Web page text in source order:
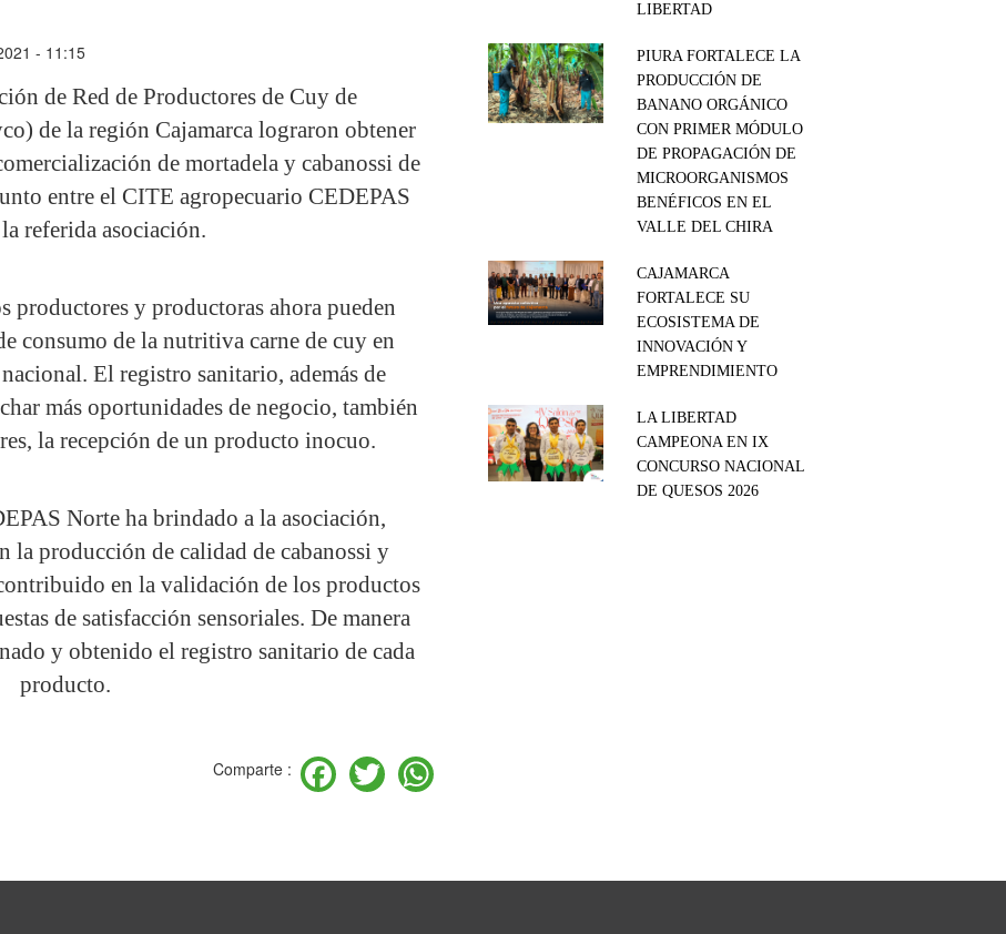
- 11:15
de Red de Productores de Cuy de
de la región Cajamarca lograron obtener
de mortadela y cabanossi de
entre el CITE agropecuario CEDEPAS
referida asociación.
productores y productoras ahora pueden
consumo de la nutritiva carne de cuy en
El registro sanitario, además de
más oportunidades de negocio, también
la recepción de un producto inocuo.
Norte ha brindado a la asociación,
la producción de calidad de cabanossi y
en la validación de los productos
de satisfacción sensoriales. De manera
y obtenido el registro sanitario de cada
producto.
Comparte :
Facebook
Twitter
LIBERTAD
PIURA FORTALECE LA
PRODUCCIÓN DE
BANANO ORGÁNICO
CON PRIMER MÓDULO
DE PROPAGACIÓN DE
MICROORGANISMOS
BENÉFICOS EN EL
VALLE DEL CHIRA
CAJAMARCA
FORTALECE SU
ECOSISTEMA DE
INNOVACIÓN Y
EMPRENDIMIENTO
LA LIBERTAD
CAMPEONA EN IX
CONCURSO NACIONAL
DE QUESOS 2026